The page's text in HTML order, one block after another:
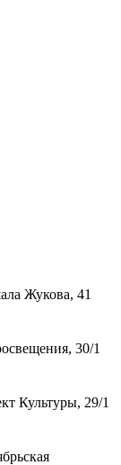
Жукова, 41
30/1
Культуры, 29/1